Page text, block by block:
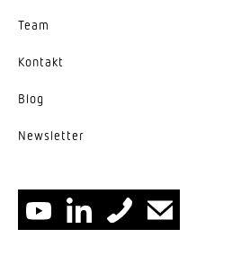
Team
Kontakt
Blog
News­letter